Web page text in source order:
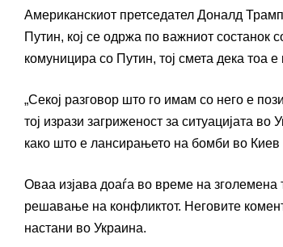
Американскиот претседател Доналд
Путин, кој се одржа по важниот состанок
комуницира со Путин, тој смета дека тоа е
„Секој разговор што го имам со него е
тој изрази загриженост за ситуацијата во
како што е лансирањето на бомби во Киев
Оваа изјава доаѓа во време на зголемена
решавање на конфликтот. Неговите
настани во Украина.